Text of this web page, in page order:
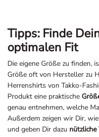
Tipps: Finde
optimalen Fit
Die eigene Größe zu finden,
Größe oft von Hersteller zu
Herrenshirts von Takko-
Produkt eine praktische
genau entnehmen, welche
Außerdem zeigen wir Dir,
und geben Dir dazu nützliche